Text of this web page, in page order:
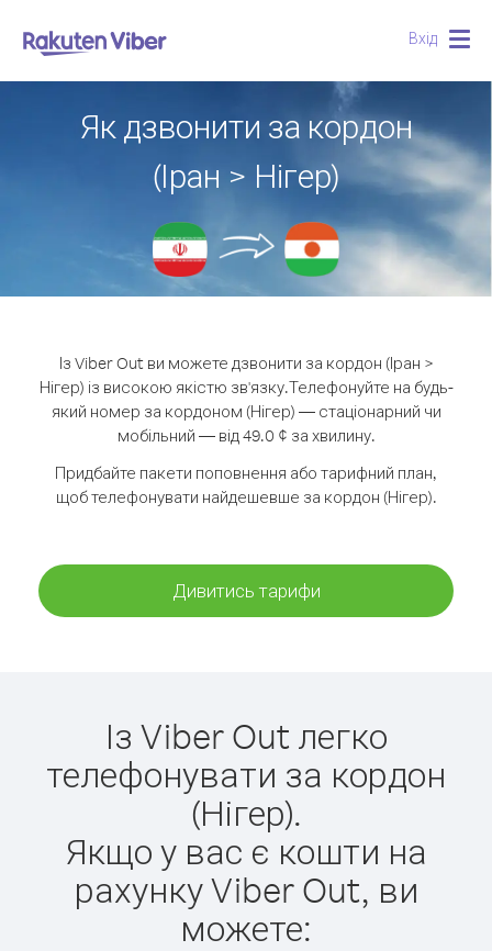
Вхід
Як дзвонити за кордон
(Іран > Нігер)
Із Viber Out ви можете дзвонити за кордон (Іран >
Нігер) із високою якістю зв'язку.Телефонуйте на будь-
який номер за кордоном (Нігер) — стаціонарний чи
мобільний — від 49.0 ¢ за хвилину.
Придбайте пакети поповнення або тарифний план,
щоб телефонувати найдешевше за кордон (Нігер).
Дивитись тарифи
Із Viber Out легко
телефонувати за кордон
(Нігер).
Якщо у вас є кошти на
рахунку Viber Out, ви
можете: